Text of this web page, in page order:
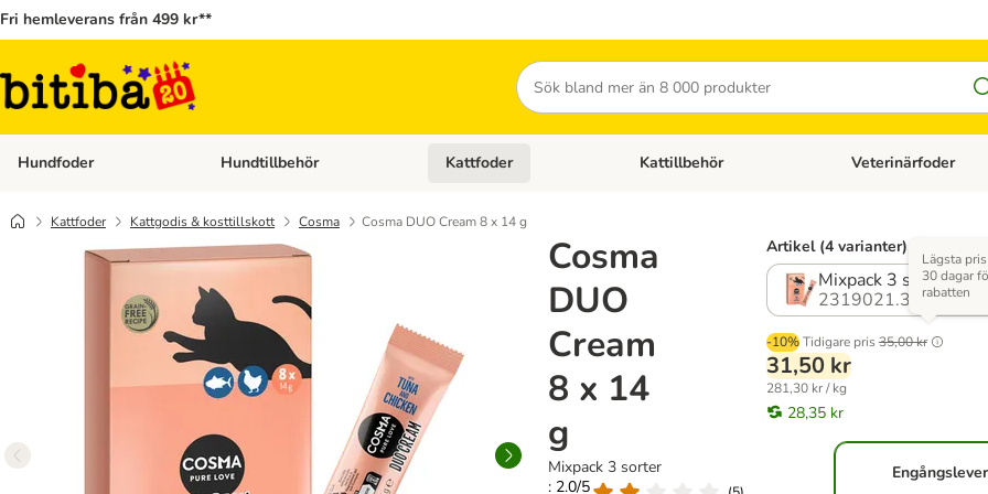
Fri hemleverans från 499 kr**
Sök
Hundfoder Open category menu: Hundfoder
Hundtillbehör Open category menu: Hundtillbehör
Kattfoder Open category menu: Kattfoder
Kattillbehör Open category menu:
Veterinärfoder
Kattfoder Kattgodis & kosttillskott Cosma Cosma DUO Cream 8 x 14 g
Cosma
DUO
Cream
8 x 14
g
Mixpack 3 sorter
: 2.0/5
Artikel (4 varianter)
Mixpack 3 sorter
2319021.3
-10% Tidigare pris 35,00 kr
Lägsta
30 dagar
rabatten
31,50 kr
281,30 kr / kg
28,35 kr